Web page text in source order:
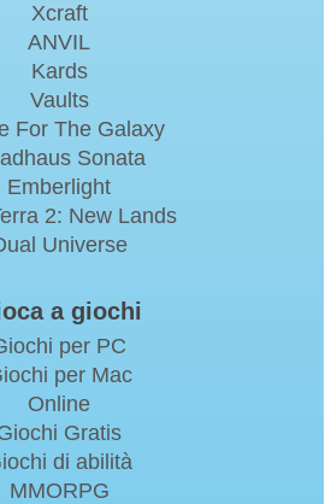
Xcraft
ANVIL
Kards
Vaults
For The Galaxy
Sonata
Emberlight
2: New Lands
Universe
a giochi
per PC
per Mac
Online
Gratis
di abilità
MMORPG